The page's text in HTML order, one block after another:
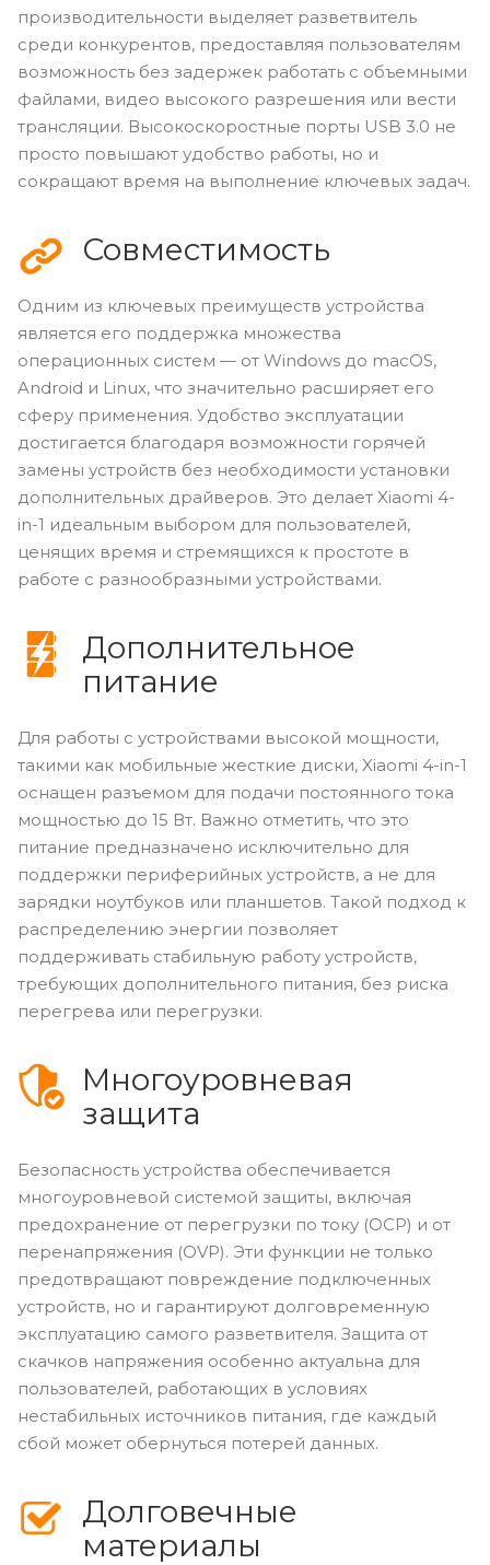
производительности выделяет разветвитель
среди конкурентов, предоставляя пользователям
возможность без задержек работать с объемными
файлами, видео высокого разрешения или вести
трансляции. Высокоскоростные порты USB 3.0 не
просто повышают удобство работы, но и
сокращают время на выполнение ключевых задач.
Совместимость
Одним из ключевых преимуществ устройства
является его поддержка множества
операционных систем — от Windows до macOS,
Android и Linux, что значительно расширяет его
сферу применения. Удобство эксплуатации
достигается благодаря возможности горячей
замены устройств без необходимости установки
дополнительных драйверов. Это делает Xiaomi 4-
in-1 идеальным выбором для пользователей,
ценящих время и стремящихся к простоте в
работе с разнообразными устройствами.
Дополнительное
питание
Для работы с устройствами высокой мощности,
такими как мобильные жесткие диски, Xiaomi 4-in-1
оснащен разъемом для подачи постоянного тока
мощностью до 15 Вт. Важно отметить, что это
питание предназначено исключительно для
поддержки периферийных устройств, а не для
зарядки ноутбуков или планшетов. Такой подход к
распределению энергии позволяет
поддерживать стабильную работу устройств,
требующих дополнительного питания, без риска
перегрева или перегрузки.
Многоуровневая
защита
Безопасность устройства обеспечивается
многоуровневой системой защиты, включая
предохранение от перегрузки по току (OCP) и от
перенапряжения (OVP). Эти функции не только
предотвращают повреждение подключенных
устройств, но и гарантируют долговременную
эксплуатацию самого разветвителя. Защита от
скачков напряжения особенно актуальна для
пользователей, работающих в условиях
нестабильных источников питания, где каждый
сбой может обернуться потерей данных.
Долговечные
материалы